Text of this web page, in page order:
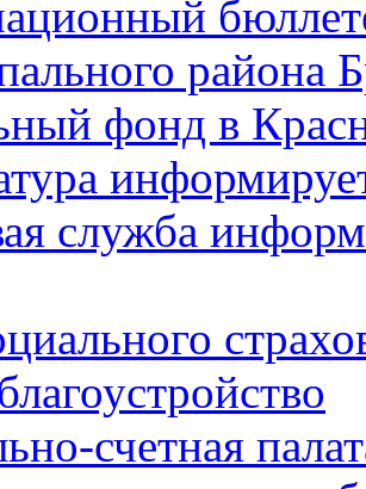
района
фонд в
служба
счетная